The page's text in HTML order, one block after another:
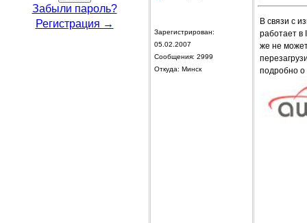
Забыли пароль?
Регистрация →
Зарегистрирован:
05.02.2007
Сообщения: 2999
Откуда: Минск
В связи с
работает в
же не
подробно о